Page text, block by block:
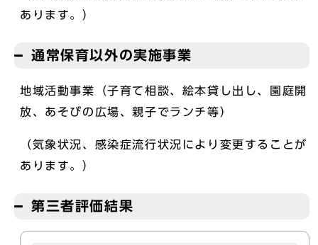
あります。）
通常保育以外の実施事業
地域活動事業（子育て相談、絵本貸し出し、園庭開
放、あそびの広場、親子でランチ等）
（気象状況、感染症流行状況により変更することが
あります。）
第三者評価結果